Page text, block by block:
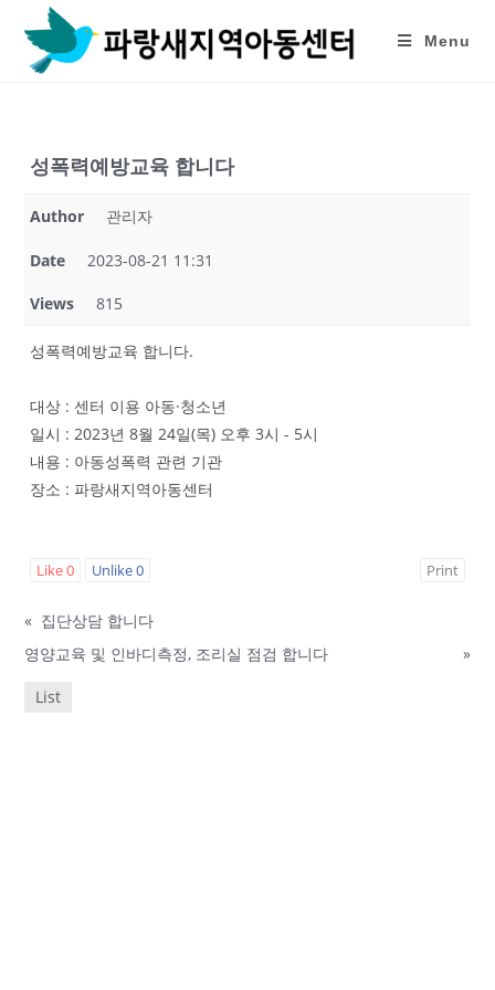
content
Menu
성폭력예방교육 합니다
Author 관리자
Date 2023-08-21 11:31
Views 815
성폭력예방교육 합니다.
대상 : 센터 이용 아동·청소년
일시 : 2023년 8월 24일(목) 오후 3시 - 5시
내용 : 아동성폭력 관련 기관
장소 : 파랑새지역아동센터
Like0 Unlike0 Print
« 집단상담 합니다
영양교육 및 인바디측정, 조리실 점검 합니다
»
List